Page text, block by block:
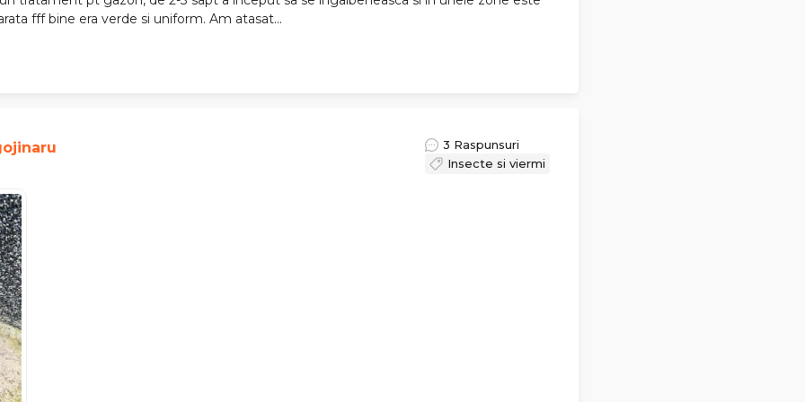
fff bine era verde si uniform. Am atasat...
3 Raspunsuri
Insecte si viermi